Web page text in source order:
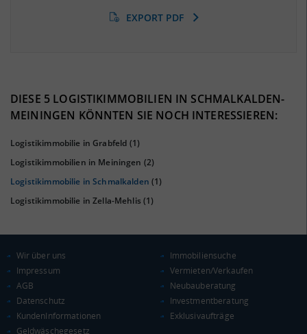
41%
KAUFKRAFT
Euro pro Kopf
(Landkreis / Kreisfreie Stadt)
Kaufkraftindex
(Landkreis / Kreisfreie Stadt)
EXPORT PDF
DIESE 5 LOGISTIKIMMOBILIEN IN SCHMALKALDEN-
MEININGEN KÖNNTEN SIE NOCH INTERESSIEREN:
Logistikimmobilie in Grabfeld (1)
Logistikimmobilien in Meiningen (2)
Logistikimmobilie in Schmalkalden (1)
Logistikimmobilie in Zella-Mehlis (1)
Wir über uns
Impressum
AGB
Datenschutz
KundenInformationen
Geldwäschegesetz
Immobiliensuche
Vermieten/Verkaufen
Neubauberatung
Investmentberatung
Exklusivaufträge